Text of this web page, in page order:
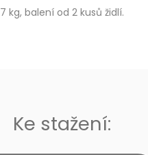
7 kg, balení od 2 kusů židlí.
Ke stažení: